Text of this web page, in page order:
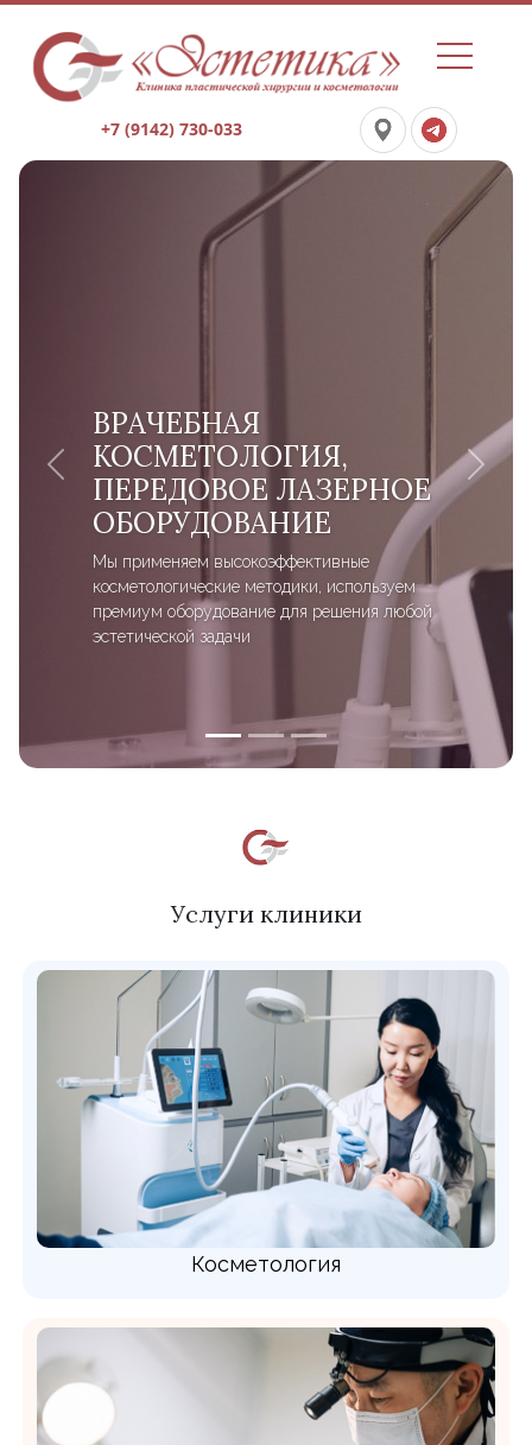
+7 (9142) 730-033
ВРАЧЕБНАЯ
КОСМЕТОЛОГИЯ,
ПЕРЕДОВОЕ ЛАЗЕРНОЕ
ОБОРУДОВАНИЕ
Мы применяем высокоэффективные
косметологические методики, используем
премиум оборудование для решения любой
эстетической задачи
Previous Next
Услуги клиники
Косметология